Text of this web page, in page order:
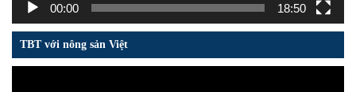
00:00 18:50
TBT với nông sản Việt